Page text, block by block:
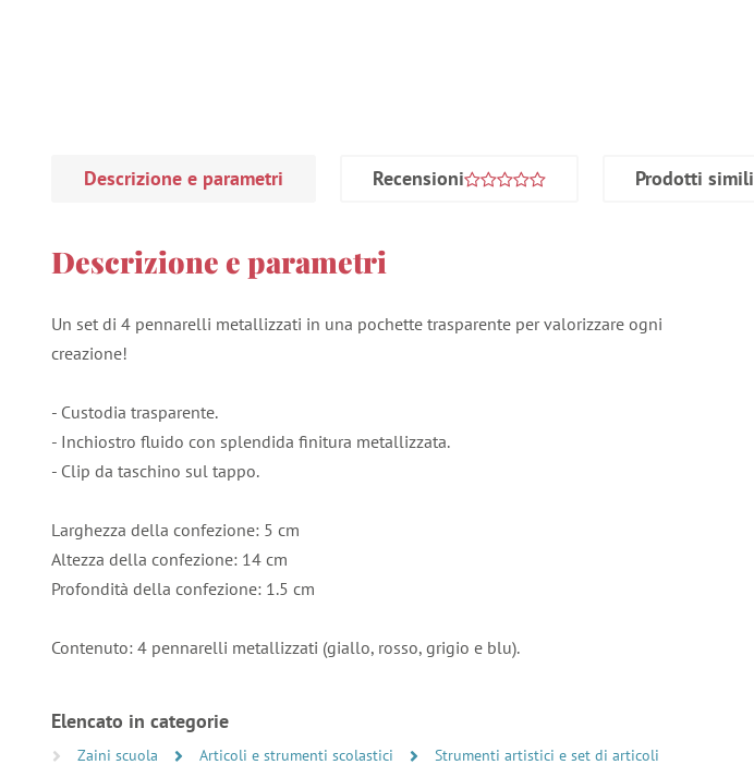
Descrizione e parametri Recensioni Prodotti simili
Descrizione e parametri
Un set di 4 pennarelli metallizzati in una pochette trasparente per valorizzare ogni
creazione!
- Custodia trasparente.
- Inchiostro fluido con splendida finitura metallizzata.
- Clip da taschino sul tappo.
Larghezza della confezione: 5 cm
Altezza della confezione: 14 cm
Profondità della confezione: 1.5 cm
Contenuto: 4 pennarelli metallizzati (giallo, rosso, grigio e blu).
Elencato in categorie
Zaini scuola Articoli e strumenti scolastici
Strumenti artistici e set di articoli